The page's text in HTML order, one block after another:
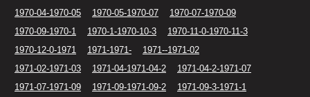
1970-04-1970-05
1970-05-1970-07
1970-07-1970-09
1970-09-1970-1
1970-1-1970-10-3
1970-11-0-1970-11-3
1970-12-0-1971
1971-1971-
1971--1971-02
1971-02-1971-03
1971-04-1971-04-2
1971-04-2-1971-07
1971-07-1971-09
1971-09-1971-09-2
1971-09-3-1971-1